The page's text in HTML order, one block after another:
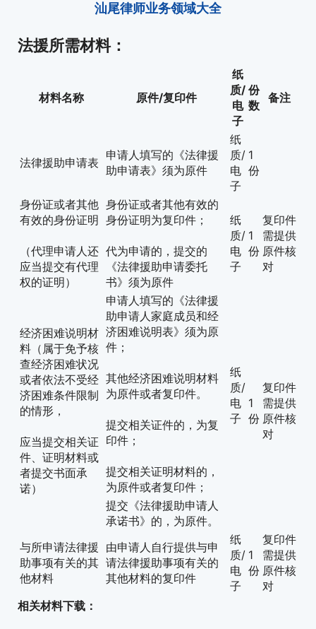
汕尾律师业务领域大全
法援所需材料：
材料名称 原件/复印件
纸
质/
电
子
份
数
备注
法律援助申请表
申请人填写的《法律援
助申请表》须为原件
纸
质/
电
子
1
份
身份证或者其他
有效的身份证明
（代理申请人还
应当提交有代理
权的证明）
身份证或者其他有效的
身份证明为复印件；
代为申请的，提交的
《法律援助申请委托
书》须为原件
纸
质/
电
子
1
份
复印件
需提供
原件核
对
经济困难说明材
料（属于免予核
查经济困难状况
或者依法不受经
济困难条件限制
的情形，
应当提交相关证
件、证明材料或
者提交书面承
诺）
申请人填写的《法律援
助申请人家庭成员和经
济困难说明表》须为原
件；
其他经济困难说明材料
为原件或者复印件。
提交相关证件的，为复
印件；
提交相关证明材料的，
为原件或者复印件；
纸
质/
电
子
1
份
复印件
需提供
原件核
对
提交《法律援助申请人
承诺书》的，为原件。
与所申请法律援
助事项有关的其
他材料
由申请人自行提供与申
请法律援助事项有关的
其他材料的复印件
纸
质/
电
子
1
份
复印件
需提供
原件核
对
相关材料下载：